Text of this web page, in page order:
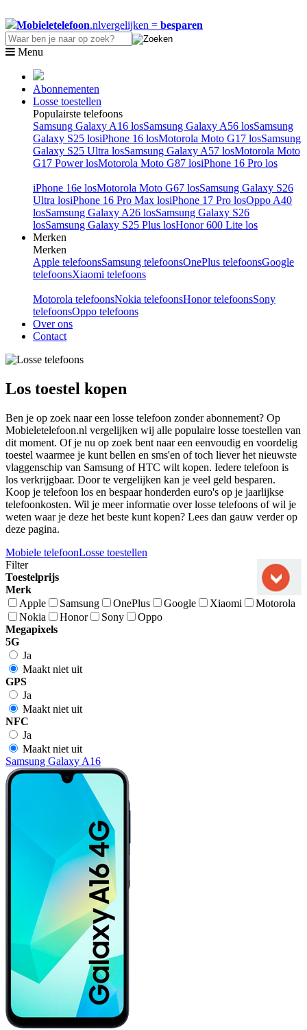
Mobieletelefoon.nlvergelijken = besparen
Menu
Abonnementen
Losse toestellen
Populairste telefoons
Samsung Galaxy A16 losSamsung Galaxy A56 losSamsung
Galaxy S25 losiPhone 16 losMotorola Moto G17 losSamsung
Galaxy S25 Ultra losSamsung Galaxy A57 losMotorola Moto
G17 Power losMotorola Moto G87 losiPhone 16 Pro los
iPhone 16e losMotorola Moto G67 losSamsung Galaxy S26
Ultra losiPhone 16 Pro Max losiPhone 17 Pro losOppo A40
losSamsung Galaxy A26 losSamsung Galaxy S26
losSamsung Galaxy S25 Plus losHonor 600 Lite los
Merken
Merken
Apple telefoonsSamsung telefoonsOnePlus telefoonsGoogle
telefoonsXiaomi telefoons
Motorola telefoonsNokia telefoonsHonor telefoonsSony
telefoonsOppo telefoons
Over ons
Contact
Los toestel kopen
Ben je op zoek naar een losse telefoon zonder abonnement? Op
Mobieletelefoon.nl vergelijken wij alle populaire losse toestellen van
dit moment. Of je nu op zoek bent naar een eenvoudig en voordelig
toestel waarmee je kunt bellen en sms'en of toch liever het nieuwste
vlaggenschip van Samsung of HTC wilt kopen. Iedere telefoon is
los verkrijgbaar. Door te vergelijken kan je veel geld besparen.
Koop je telefoon los en bespaar honderden euro's op je jaarlijkse
telefoonkosten. Wil je meer informatie over losse telefoons of wil je
weten waar je deze het beste kunt kopen? Lees dan gauw verder op
deze pagina.
Mobiele telefoonLosse toestellen
Filter
Toestelprijs
Merk
Apple
Samsung OnePlus Google Xiaomi
Motorola
Nokia
Honor Sony
Oppo
Megapixels
5G
Ja
Maakt niet uit
GPS
Ja
Maakt niet uit
NFC
Ja
Maakt niet uit
Samsung Galaxy A16